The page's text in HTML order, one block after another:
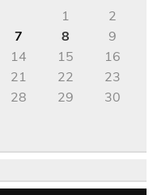
1
2
7 8
9
14 15
16
21 22
23
28 29
30